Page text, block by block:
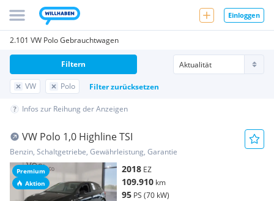
Einloggen
2.101 VW Polo Gebrauchtwagen
VW Polo Filter zurücksetzen
Filtern
Infos zur Reihung der Anzeigen
Premium
Aktion
VW Polo 1,0 Highline TSI
Benzin, Schaltgetriebe, Gewährleistung, Garantie
2018 EZ
109.910 km
95 PS (70 kW)